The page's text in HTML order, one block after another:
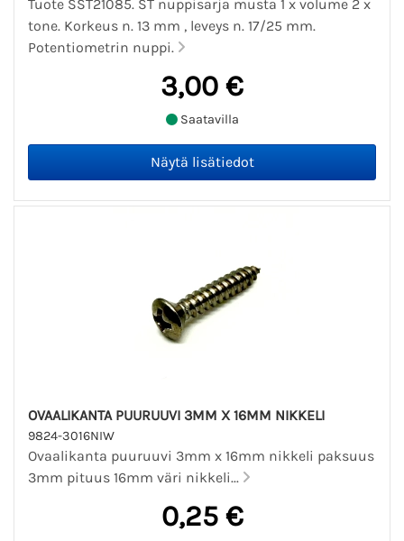
Tuote SST21085. ST nuppisarja musta 1 x volume 2 x
tone. Korkeus n. 13 mm , leveys n. 17/25 mm.
Potentiometrin nuppi.
3,00 €
Saatavilla
OVAALIKANTA PUURUUVI 3MM X 16MM NIKKELI
9824-3016NIW
Ovaalikanta puuruuvi 3mm x 16mm nikkeli paksuus
3mm pituus 16mm väri nikkeli...
0,25 €